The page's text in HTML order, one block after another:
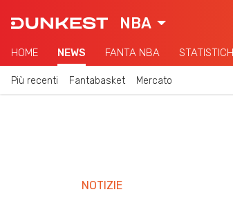
NBA
HOME NEWS FANTA NBA
Più recenti Fantabasket Mercato
NOTIZIE